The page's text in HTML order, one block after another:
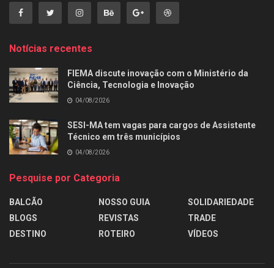
Notícias recentes
FIEMA discute inovação com o Ministério da
Ciência, Tecnologia e Inovação
04/08/2026
SESI-MA tem vagas para cargos de Assistente
Técnico em três municípios
04/08/2026
Pesquise por Categoria
BALCÃO
BLOGS
DESTINO
NOSSO GUIA
REVISTAS
ROTEIRO
SOLIDARIEDADE
TRADE
VÍDEOS